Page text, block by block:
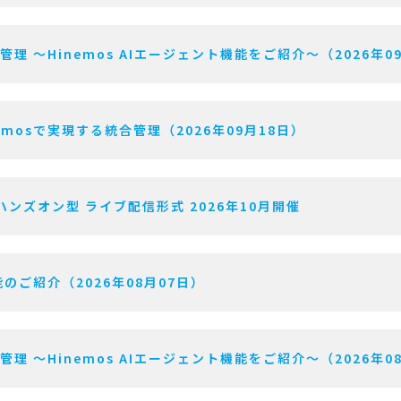
〜Hinemos AIエージェント機能をご紹介〜（2026年09
で実現する統合管理（2026年09月18日）
ズオン型 ライブ配信形式 2026年10月開催
ご紹介（2026年08月07日）
〜Hinemos AIエージェント機能をご紹介〜（2026年08